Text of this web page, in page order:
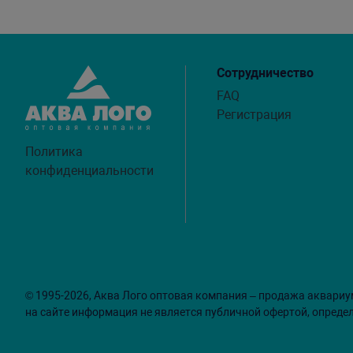
Политика
конфиденциальности
Сотрудничество
FAQ
Регистрация
© 1995-2026, Аква Лого оптовая компания – продажа
на сайте информация не является публичной офертой,